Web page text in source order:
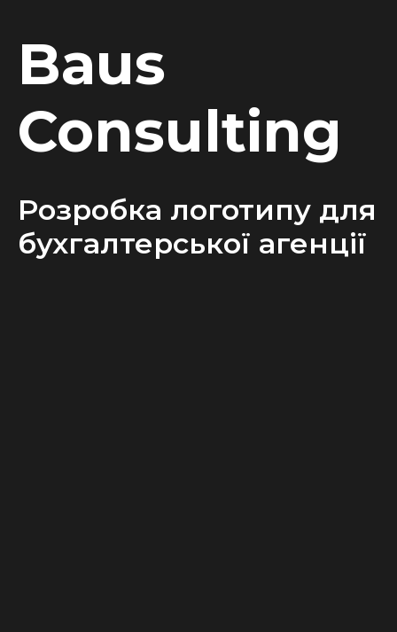
Baus
Consulting
Розробка логотипу для
бухгалтерської агенції